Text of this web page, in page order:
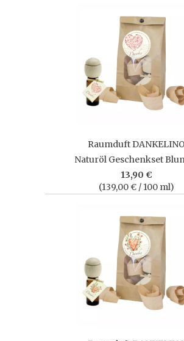
Raumduft DANKELINO
Naturöl Geschenkset
13,90 €
(139,00 € / 100 ml)